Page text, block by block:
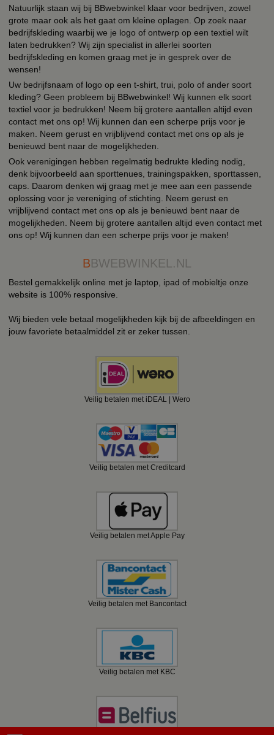
Natuurlijk staan wij bij BBwebwinkel klaar voor bedrijven, zowel
grote maar ook als het gaat om kleine oplagen. Op zoek naar
bedrijfskleding waarbij we je logo of ontwerp op een textiel wilt
laten bedrukken? Wij zijn specialist in allerlei soorten
bedrijfskleding en komen graag met je in gesprek over de
wensen!
Uw bedrijfsnaam of logo op een t-shirt, trui, polo of ander soort
kleding? Geen probleem bij BBwebwinkel! Wij kunnen elk soort
textiel voor je bedrukken! Neem bij grotere aantallen altijd even
contact met ons op! Wij kunnen dan een scherpe prijs voor je
maken. Neem gerust en vrijblijvend contact met ons op als je
benieuwd bent naar de mogelijkheden.
Ook verenigingen hebben regelmatig bedrukte kleding nodig,
denk bijvoorbeeld aan sporttenues, trainingspakken, sporttassen,
caps. Daarom denken wij graag met je mee aan een passende
oplossing voor je vereniging of stichting. Neem gerust en
vrijblijvend contact met ons op als je benieuwd bent naar de
mogelijkheden. Neem bij grotere aantallen altijd even contact met
ons op! Wij kunnen dan een scherpe prijs voor je maken!
BBWEBWINKEL.NL
Bestel gemakkelijk online met je laptop, ipad of mobieltje onze
website is 100% responsive.
Wij bieden vele betaal mogelijkheden kijk bij de afbeeldingen en
jouw favoriete betaalmiddel zit er zeker tussen.
Veilig betalen met iDEAL | Wero
Veilig betalen met Creditcard
Veilig betalen met Apple Pay
Veilig betalen met Bancontact
Veilig betalen met KBC